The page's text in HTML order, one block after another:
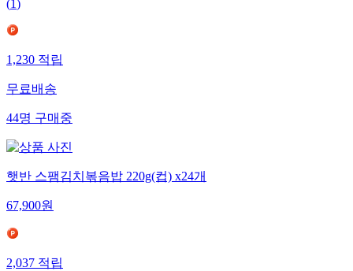
(1 )
1,230 적립
무료배송
44명 구매중
햇반 스팸김치볶음밥 220g(컵) x24개
67,900원
2,037 적립